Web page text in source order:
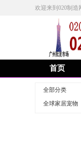
欢迎来到020制造
首页
全部分类
全球家居宠物